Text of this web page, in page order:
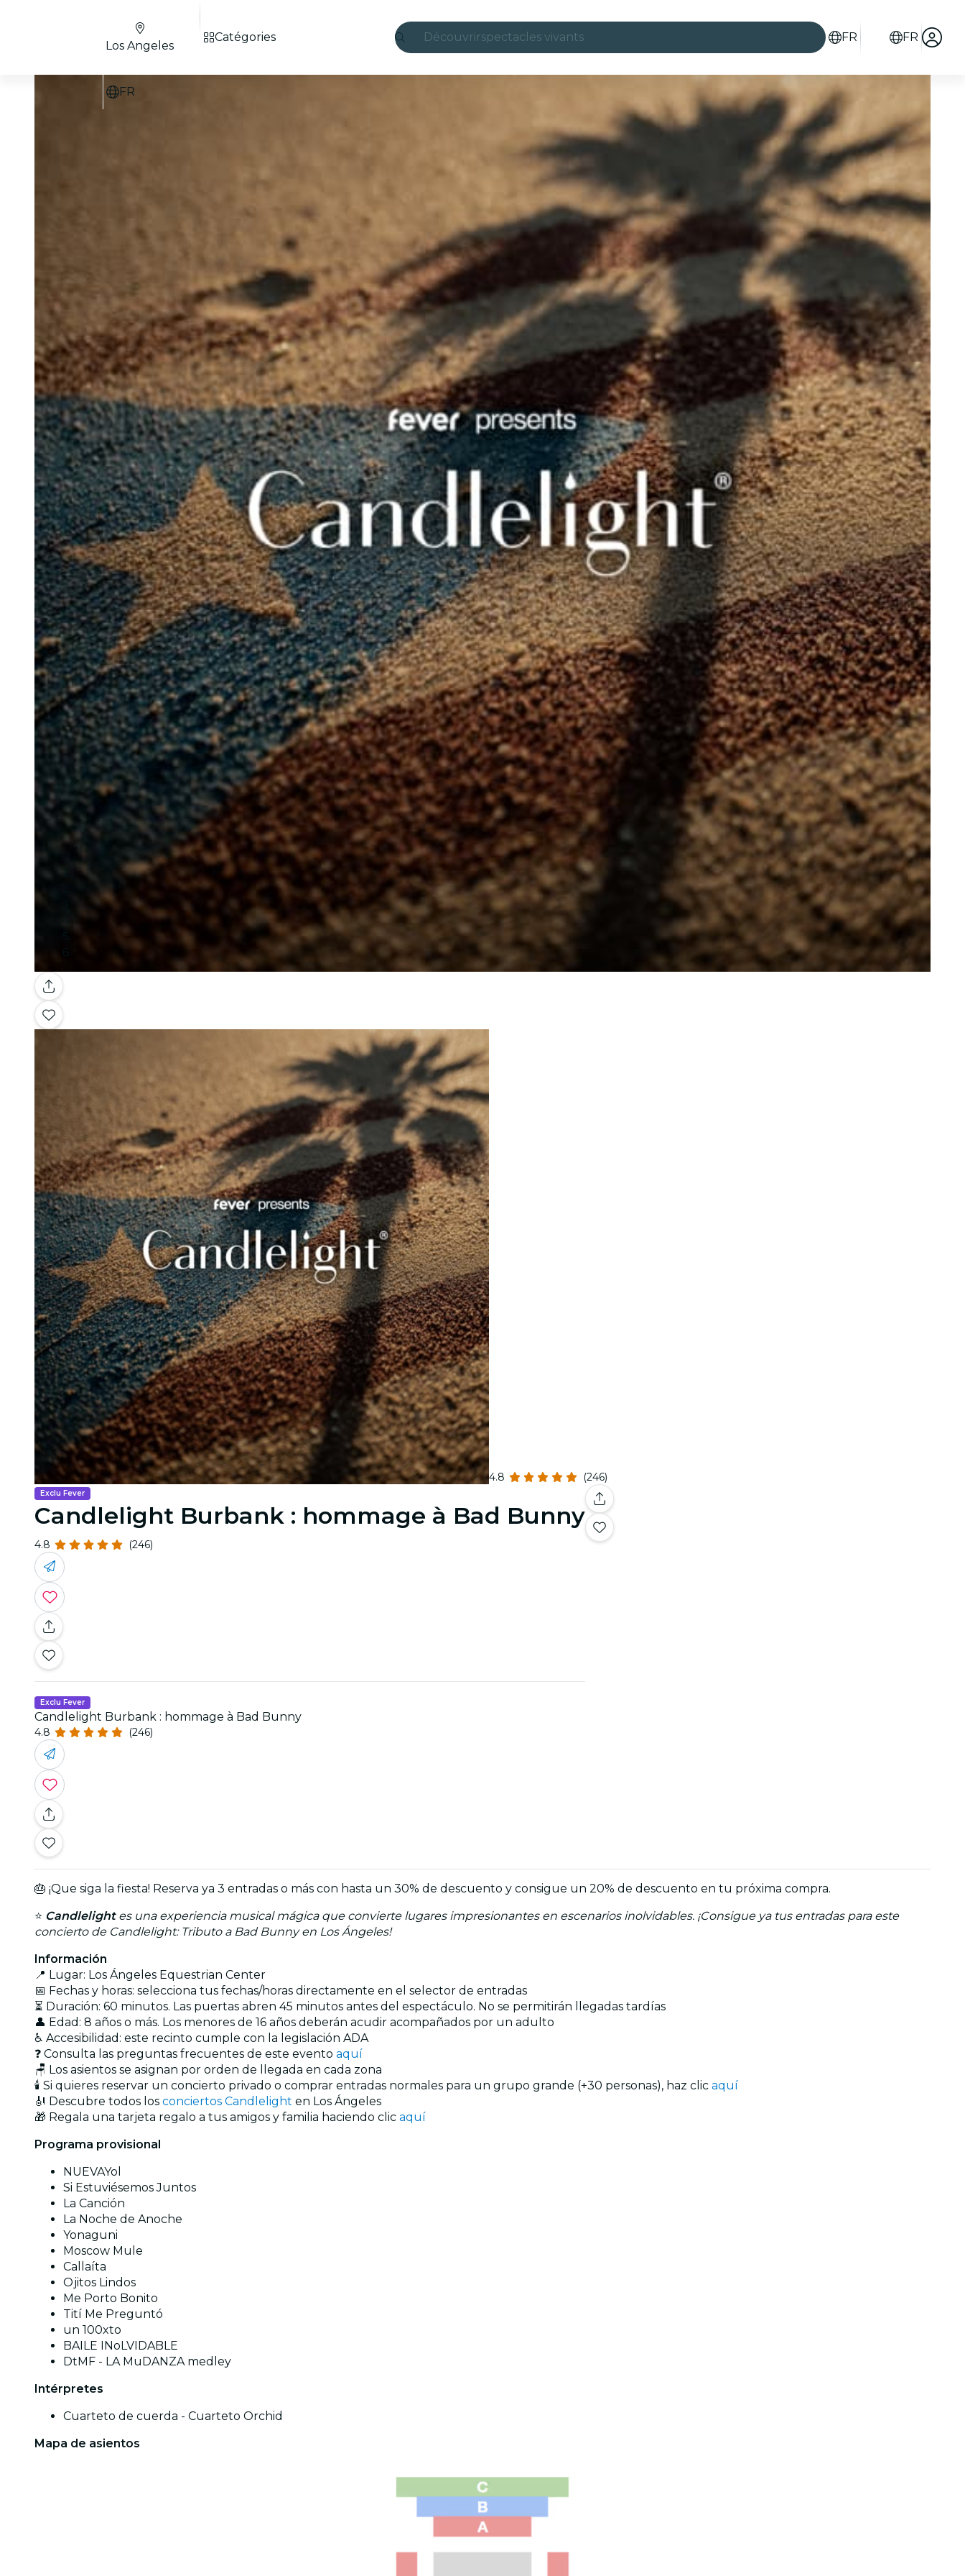
Découvrirspectacles vivants
expériences et villes
expositions
Séoul
visites urbaines
concerts
restaurants
cinéma
FR FR
Los Angeles
FR
Catégories
Galerie
4.8 (246)
Exclu Fever
Candlelight Burbank : hommage à Bad Bunny
4.8 (246)
Exclu Fever
Candlelight Burbank : hommage à Bad Bunny
4.8 (246)
🎂 ¡Que siga la fiesta! Reserva ya 3 entradas o más con hasta un 30% de descuento y consigue un 20% de descuento en tu próxima compra.
⭐ Candlelightes una experiencia musical mágica que convierte lugares impresionantes en escenarios inolvidables. ¡Consigue ya tus entradas para este
concierto de Candlelight: Tributo a Bad Bunny en Los Ángeles!
Información
📍 Lugar: Los Ángeles Equestrian Center
📅 Fechas y horas: selecciona tus fechas/horas directamente en el selector de entradas
⏳ Duración: 60 minutos. Las puertas abren 45 minutos antes del espectáculo. No se permitirán llegadas tardías
👤 Edad: 8 años o más. Los menores de 16 años deberán acudir acompañados por un adulto
♿ Accesibilidad: este recinto cumple con la legislación ADA
❓ Consulta las preguntas frecuentes de este evento aquí
🪑 Los asientos se asignan por orden de llegada en cada zona
🕯️ Si quieres reservar un concierto privado o comprar entradas normales para un grupo grande (+30 personas), haz clic aquí
🎻 Descubre todos los conciertos Candlelight en Los Ángeles
🎁 Regala una tarjeta regalo a tus amigos y familia haciendo clic aquí
Programa provisional
NUEVAYol
Si Estuviésemos Juntos
La Canción
La Noche de Anoche
Yonaguni
Moscow Mule
Callaíta
Ojitos Lindos
Me Porto Bonito
Tití Me Preguntó
un 100xto
BAILE INoLVIDABLE
DtMF - LA MuDANZA medley
Intérpretes
Cuarteto de cuerda - Cuarteto Orchid
Mapa de asientos